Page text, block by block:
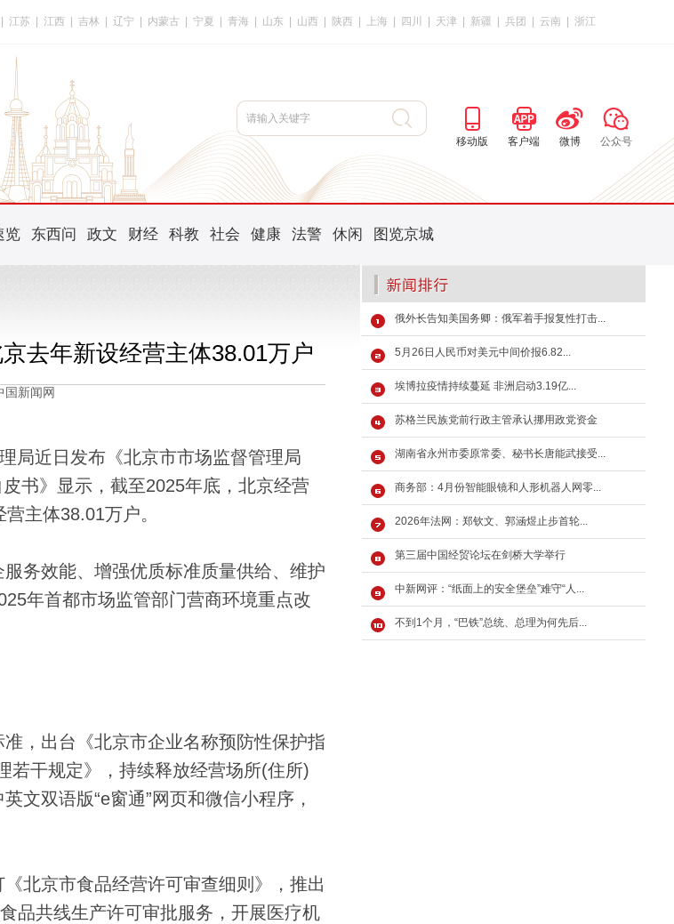
江苏 江西 吉林 辽宁 内蒙古 宁夏 青海 山东 山西 陕西 上海 四川 天津 新疆 兵团 云南 浙江
移动版 客户端 微博 公众号
览 东西问 政文 财经 科教 社会 健康 法警 休闲 图览京城
去年新设经营主体38.01万户
新闻网
近日发布《北京市市场监督管理局
书》显示，截至2025年底，北京经营
主体38.01万户。
务效能、增强优质标准质量供给、维护
年首都市场监管部门营商环境重点改
，出台《北京市企业名称预防性保护指
若干规定》，持续释放经营场所(住所)
文双语版“e窗通”网页和微信小程序，
北京市食品经营许可审查细则》，推出
品共线生产许可审批服务，开展医疗机
俄外长告知美国务卿：俄军着手报复性打击...
5月26日人民币对美元中间价报6.82...
埃博拉疫情持续蔓延 非洲启动3.19亿...
苏格兰民族党前行政主管承认挪用政党资金
湖南省永州市委原常委、秘书长唐能武接受...
商务部：4月份智能眼镜和人形机器人网零...
2026年法网：郑钦文、郭涵煜止步首轮...
第三届中国经贸论坛在剑桥大学举行
中新网评：“纸面上的安全堡垒”难守“人...
不到1个月，“巴铁”总统、总理为何先后...